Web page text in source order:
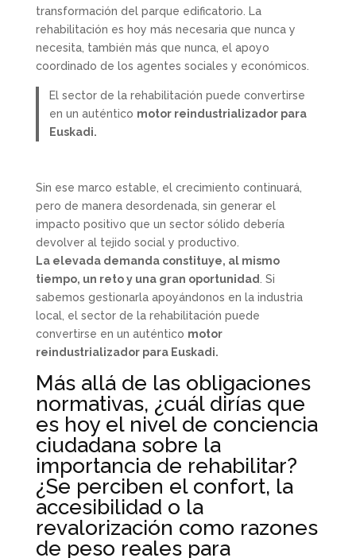
transformación del parque edificatorio. La
rehabilitación es hoy más necesaria que nunca y
necesita, también más que nunca, el apoyo
coordinado de los agentes sociales y económicos.
El sector de la rehabilitación puede convertirse
en un auténtico motor reindustrializador para
Euskadi.
Sin ese marco estable, el crecimiento continuará,
pero de manera desordenada, sin generar el
impacto positivo que un sector sólido debería
devolver al tejido social y productivo.
La elevada demanda constituye, al mismo
tiempo, un reto y una gran oportunidad
. Si
sabemos gestionarla apoyándonos en la industria
local, el sector de la rehabilitación puede
convertirse en un auténtico motor
reindustrializador para Euskadi.
Más allá de las obligaciones
normativas, ¿cuál dirías que
es hoy el nivel de conciencia
ciudadana sobre la
importancia de rehabilitar?
¿Se perciben el confort, la
accesibilidad o la
revalorización como razones
de peso reales para